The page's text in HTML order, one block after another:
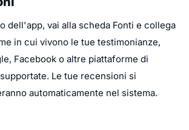
dell'app, vai alla scheda Fonti e collega
in cui vivono le tue testimonianze,
Facebook o altre piattaforme di
Le tue recensioni si
automaticamente nel sistema.